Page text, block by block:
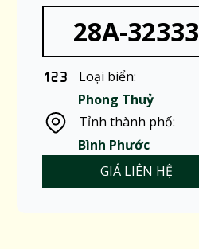
28A-32333
Loại biển:
Phong Thuỷ
Tỉnh thành phố:
Bình Phước
GIÁ LIÊN HỆ